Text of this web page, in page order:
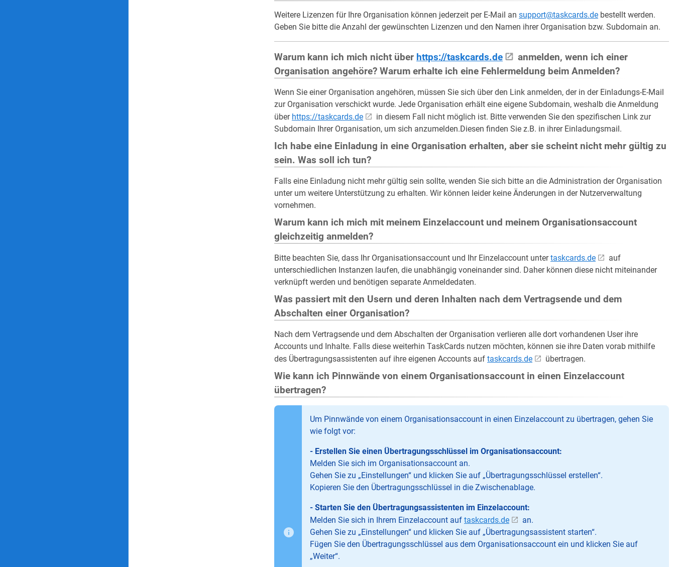
Weitere Lizenzen für Ihre Organisation können jederzeit per E-Mail an support@taskcards.de bestellt werden.
Geben Sie bitte die Anzahl der gewünschten Lizenzen und den Namen ihrer Organisation bzw. Subdomain an.
Warum kann ich mich nicht über https://taskcards.de
anmelden, wenn ich einer
Organisation angehöre? Warum erhalte ich eine Fehlermeldung beim Anmelden?
Wenn Sie einer Organisation angehören, müssen Sie sich über den Link anmelden, der in der Einladungs-E-Mail
zur Organisation verschickt wurde. Jede Organisation erhält eine eigene Subdomain, weshalb die Anmeldung
über https://taskcards.de
in diesem Fall nicht möglich ist. Bitte verwenden Sie den spezifischen Link zur
Subdomain Ihrer Organisation, um sich anzumelden.Diesen finden Sie z.B. in ihrer Einladungsmail.
Ich habe eine Einladung in eine Organisation erhalten, aber sie scheint nicht mehr gültig zu
sein. Was soll ich tun?
Falls eine Einladung nicht mehr gültig sein sollte, wenden Sie sich bitte an die Administration der Organisation
unter um weitere Unterstützung zu erhalten. Wir können leider keine Änderungen in der Nutzerverwaltung
vornehmen.
Warum kann ich mich mit meinem Einzelaccount und meinem Organisationsaccount
gleichzeitig anmelden?
Bitte beachten Sie, dass Ihr Organisationsaccount und Ihr Einzelaccount untertaskcards.de
auf
unterschiedlichen Instanzen laufen, die unabhängig voneinander sind. Daher können diese nicht miteinander
verknüpft werden und benötigen separate Anmeldedaten.
Was passiert mit den Usern und deren Inhalten nach dem Vertragsende und dem
Abschalten einer Organisation?
Nach dem Vertragsende und dem Abschalten der Organisation verlieren alle dort vorhandenen User ihre
Accounts und Inhalte. Falls diese weiterhin TaskCards nutzen möchten, können sie ihre Daten vorab mithilfe
des Übertragungsassistenten auf ihre eigenen Accounts auf taskcards.de übertragen.
Wie kann ich Pinnwände von einem Organisationsaccount in einen Einzelaccount
übertragen?
Um Pinnwände von einem Organisationsaccount in einen Einzelaccount zu übertragen, gehen Sie
wie folgt vor:
- Erstellen Sie einen Übertragungsschlüssel im Organisationsaccount:
Melden Sie sich im Organisationsaccount an.
Gehen Sie zu „Einstellungen“ und klicken Sie auf „Übertragungsschlüssel erstellen“.
Kopieren Sie den Übertragungsschlüssel in die Zwischenablage.
- Starten Sie den Übertragungsassistenten im Einzelaccount:
Melden Sie sich in Ihrem Einzelaccount auf taskcards.de
an.
Gehen Sie zu „Einstellungen“ und klicken Sie auf „Übertragungsassistent starten“.
Fügen Sie den Übertragungsschlüssel aus dem Organisationsaccount ein und klicken Sie auf
„Weiter“.